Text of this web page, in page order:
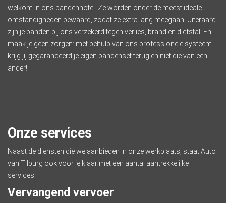
welkom in ons bandenhotel. Ze worden onder de meest ideale
omstandigheden bewaard, zodat ze extra lang meegaan. Uiteraard
zijn je banden bij ons verzekerd tegen verlies, brand en diefstal. En
maak je geen zorgen: met behulp van ons professionele systeem
krijg jij gegarandeerd je eigen bandenset terug en niet die van een
ander!
Onze services
Naast de diensten die we aanbieden in onze werkplaats, staat Auto
van Tilburg ook voor je klaar met een aantal aantrekkelijke
services
Vervangend vervoer